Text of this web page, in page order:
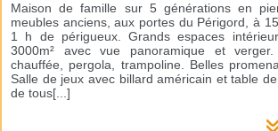
Maison de famille sur 5 générations en
meubles anciens, aux portes du Périgord, à
1 h de périgueux. Grands espaces
3000m² avec vue panoramique et
chauffée, pergola, trampoline. Belles
Salle de jeux avec billard américain et table
de tous[...]